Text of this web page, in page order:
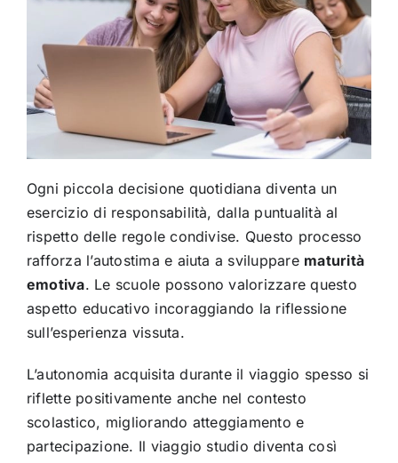
Ogni piccola decisione quotidiana diventa un
esercizio di responsabilità, dalla puntualità al
rispetto delle regole condivise. Questo processo
rafforza l’autostima e aiuta a sviluppare maturità
emotiva. Le scuole possono valorizzare questo
aspetto educativo incoraggiando la riflessione
sull’esperienza vissuta.
L’autonomia acquisita durante il viaggio spesso si
riflette positivamente anche nel contesto
scolastico, migliorando atteggiamento e
partecipazione. Il viaggio studio diventa così